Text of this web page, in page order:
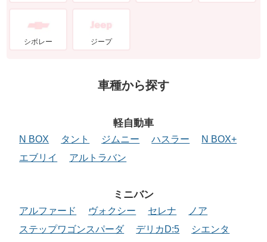
シボレー ジープ
車種から探す
軽自動車
N BOX タント ジムニー ハスラー
N BOX+
エブリイ
アルトラバン
ミニバン
アルファード ヴォクシー セレナ
ノア
ステップワゴンスパーダ
デリカD:5 シエンタ